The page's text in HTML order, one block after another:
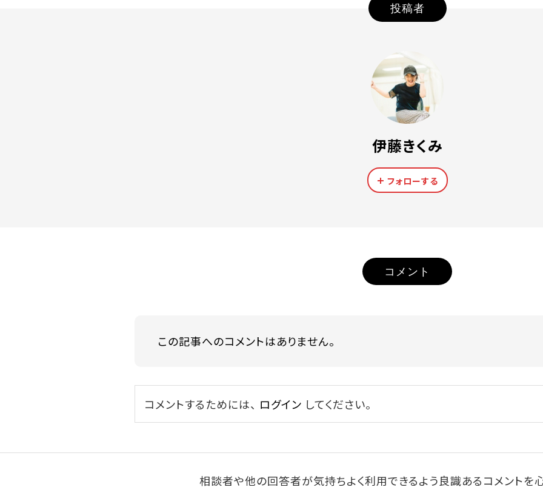
投稿者
伊藤きくみ
フォローする
コメント
この記事へのコメントはありません。
コメントするためには、 ログイン してください。
相談者や他の回答者が気持ちよく利用できるよう良識あるコメントを